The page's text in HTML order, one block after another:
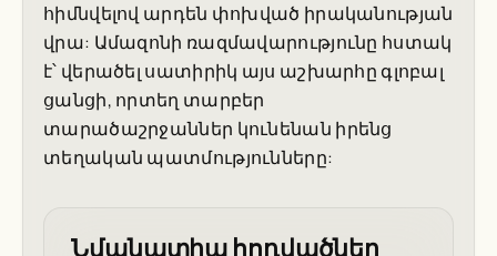
հիմնվելով արդեն փոխված իրականության
վրա: Ամազոնի ռազմավարությունը հստակ
է՝ վերածել սատիրիկ այս աշխարհը գլոբալ
ցանցի, որտեղ տարբեր
տարածաշրջաններ կունենան իրենց
տեղական պատմությունները:
Նմանատիպ հոդվածներ